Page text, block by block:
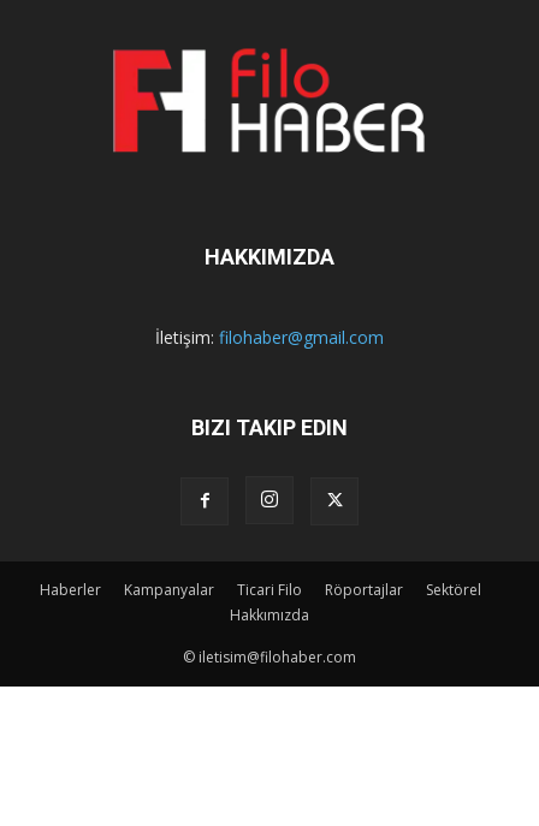
HAKKIMIZDA
İletişim: filohaber@gmail.com
BIZI TAKIP EDIN
Haberler Kampanyalar Ticari Filo Röportajlar
Sektörel
Hakkımızda
© iletisim@filohaber.com